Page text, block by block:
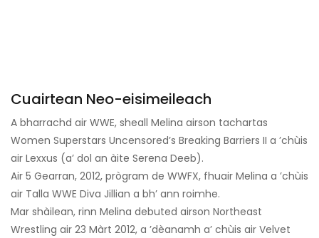
Cuairtean Neo-eisimeileach
A bharrachd air WWE, sheall Melina airson tachartas
Women Superstars Uncensored’s Breaking Barriers II a ’chùis
air Lexxus (a’ dol an àite Serena Deeb).
Air 5 Gearran, 2012, prògram de WWFX, fhuair Melina a ’chùis
air Talla WWE Diva Jillian a bh’ ann roimhe.
Mar shàilean, rinn Melina debuted airson Northeast
Wrestling air 23 Màrt 2012, a ’dèanamh a’ chùis air Velvet